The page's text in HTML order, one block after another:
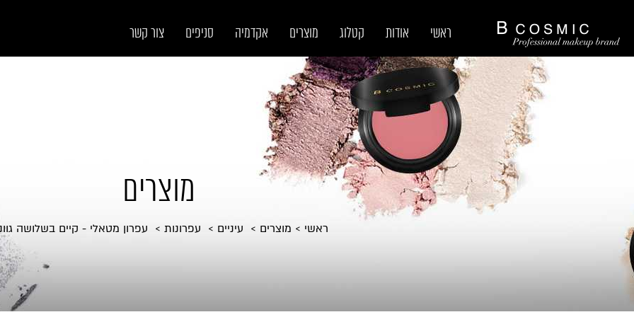
ראשי אודות קטלוג מוצרים אקדמיה סניפים צור קשר
מוצרים
ראשי מוצרים עיניים עפרונות עפרון מטאלי - קיים בשלושה